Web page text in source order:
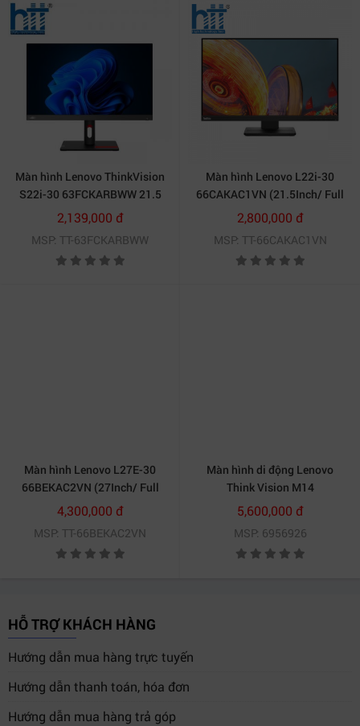
Màn hình Lenovo ThinkVision
S22i-30 63FCKARBWW 21.5
inch 75Hz
2,139,000 đ
MSP: TT-63FCKARBWW
Màn hình Lenovo L22i-30
66CAKAC1VN (21.5Inch/ Full
HD/ 4ms/ 75HZ/ 250cd/m2/
IPS)
2,800,000 đ
MSP: TT-66CAKAC1VN
Màn hình Lenovo L27E-30
66BEKAC2VN (27Inch/ Full
HD/ 4ms/ 75HZ/ 250cd/m2/
IPS)
4,300,000 đ
MSP: TT-66BEKAC2VN
Màn hình di động Lenovo
Think Vision M14
61DDUAR6WW (14.0Inch/ Full
HD/ 5ms/ 60HZ/ 300 cd/m2/
IPS)
5,600,000 đ
MSP: 6956926
HỖ TRỢ KHÁCH HÀNG
Hướng dẫn mua hàng trực tuyến
Hướng dẫn thanh toán, hóa đơn
Hướng dẫn mua hàng trả góp